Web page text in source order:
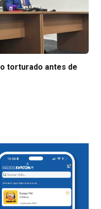
torturado antes de